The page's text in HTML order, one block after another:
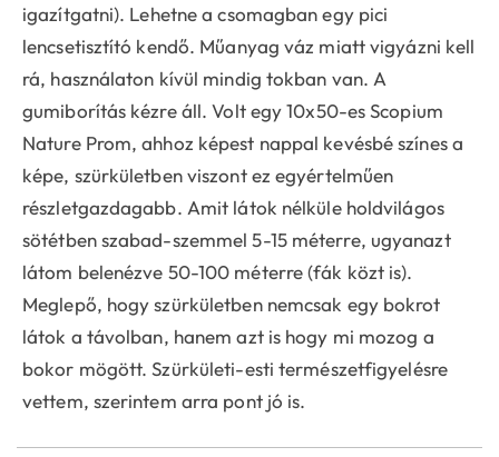
igazítgatni). Lehetne a csomagban egy pici
lencsetisztító kendő. Műanyag váz miatt vigyázni kell
rá, használaton kívül mindig tokban van. A
gumiborítás kézre áll. Volt egy 10x50-es Scopium
Nature Prom, ahhoz képest nappal kevésbé színes a
képe, szürkületben viszont ez egyértelműen
részletgazdagabb. Amit látok nélküle holdvilágos
sötétben szabad-szemmel 5-15 méterre, ugyanazt
látom belenézve 50-100 méterre (fák közt is).
Meglepő, hogy szürkületben nemcsak egy bokrot
látok a távolban, hanem azt is hogy mi mozog a
bokor mögött. Szürkületi-esti természetfigyelésre
vettem, szerintem arra pont jó is.